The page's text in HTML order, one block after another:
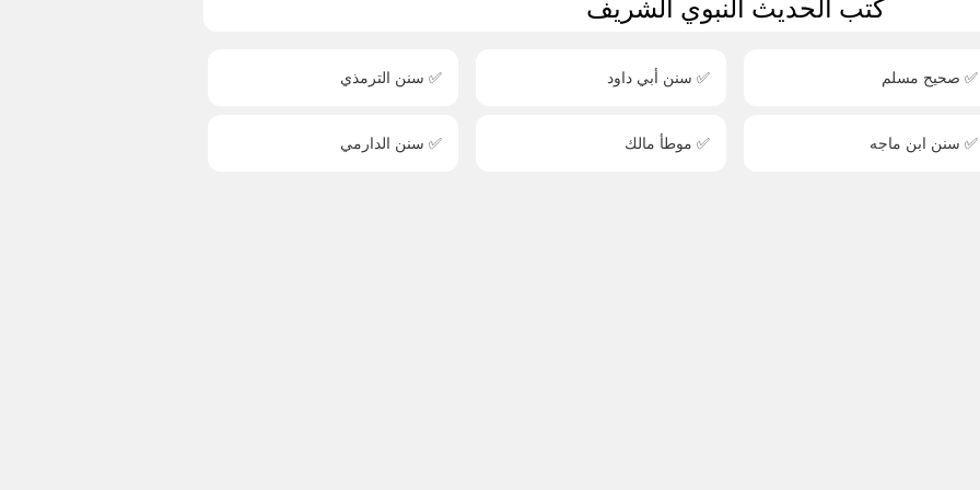
✅ صحيح مسلم ✅ سنن أبي داود ✅ سنن الترمذي
✅ سنن ابن ماجه ✅ موطأ مالك ✅ سنن الدارمي